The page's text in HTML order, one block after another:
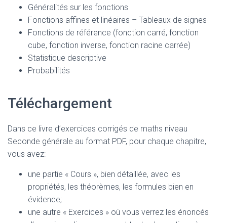
Généralités sur les fonctions
Fonctions affines et linéaires – Tableaux de signes
Fonctions de référence (fonction carré, fonction
cube, fonction inverse, fonction racine carrée)
Statistique descriptive
Probabilités
Téléchargement
Dans ce livre d’exercices corrigés de maths niveau
Seconde générale au format PDF, pour chaque chapitre,
vous avez:
une partie « Cours », bien détaillée, avec les
propriétés, les théorèmes, les formules bien en
évidence;
une autre « Exercices » où vous verrez les énoncés